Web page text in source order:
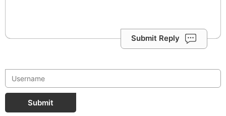
Submit Reply
Submit